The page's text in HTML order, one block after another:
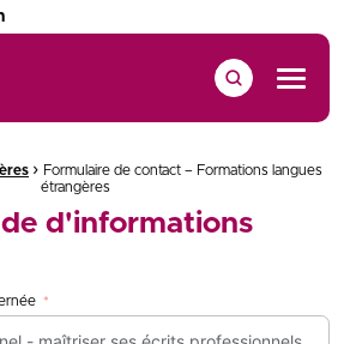
qui vous ressemble
Menu
› Formulaire de contact – Formations langues
étrangères
d'informations